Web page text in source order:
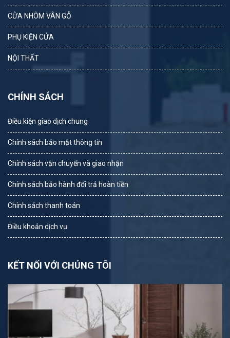
CỬA NHÔM VÂN GỖ
PHỤ KIỆN CỬA
NỘI THẤT
CHÍNH SÁCH
Điều kiện giao dịch chung
Chính sách bảo mật thông tin
Chính sách vận chuyển và giao nhận
Chính sách bảo hành đổi trả hoàn tiền
Chính sách thanh toán
Điều khoản dịch vụ
KẾT NỐI VỚI CHÚNG TÔI